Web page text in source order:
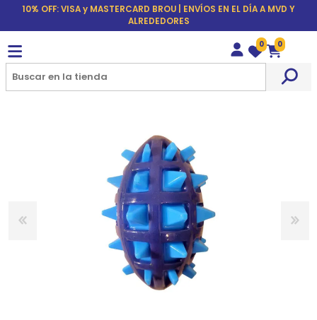
10% OFF: VISA y MASTERCARD BROU | ENVÍOS EN EL DÍA A MVD Y
ALREDEDORES
Wishlist
0
Carrito
0